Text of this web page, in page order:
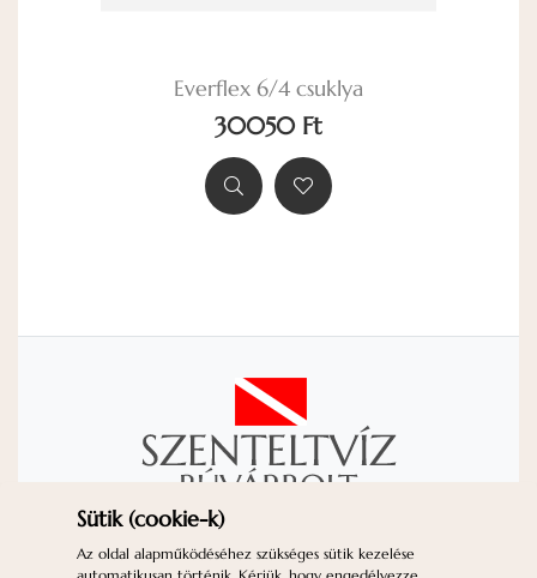
Everflex 6/4 csuklya
30050 Ft
KAPCSOLAT
IMPRESSZUM
Sütik (cookie-k)
Az oldal alapműködéséhez szükséges sütik kezelése